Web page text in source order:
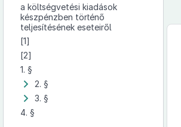
a költségvetési kiadások
készpénzben történő
teljesítésének eseteiről
[1]
[2]
1. §
2. §
3. §
4. §